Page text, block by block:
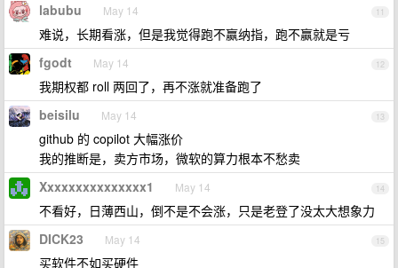
11
labubu May 14
难说，长期看涨，但是我觉得跑不赢纳指，跑不赢就是亏
12
fgodt May 14
我期权都 roll 两回了，再不涨就准备跑了
13
beisilu May 14
github 的 copilot 大幅涨价
我的推断是，卖方市场，微软的算力根本不愁卖
14
Xxxxxxxxxxxxxxx1 May 14
不看好，日薄西山，倒不是不会涨，只是老登了没太大想象力
15
DICK23 May 14
买软件不如买硬件